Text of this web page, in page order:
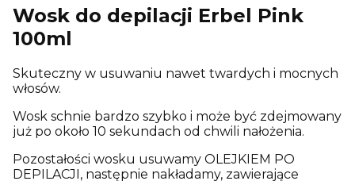
Wosk do depilacji Erbel Pink
100ml
Skuteczny w usuwaniu nawet twardych i mocnych
włosów.
Wosk schnie bardzo szybko i może być zdejmowany
już po około 10 sekundach od chwili nałożenia.
Pozostałości wosku usuwamy OLEJKIEM PO
DEPILACJI, następnie nakładamy, zawierające